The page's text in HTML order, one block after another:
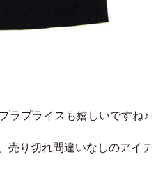
ラプライスも嬉しいですね♪
売り切れ間違いなしのアイテ